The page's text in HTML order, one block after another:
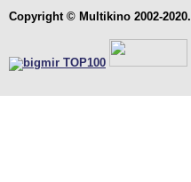
Copyright © Multikino 2002-2020.